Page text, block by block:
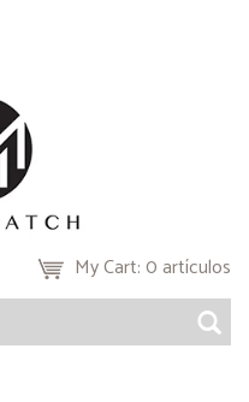
My Cart: 0 artículos